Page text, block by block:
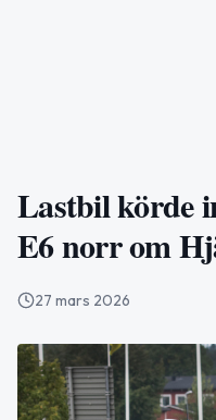
Lastbil körde
E6 norr om
27 mars 2026